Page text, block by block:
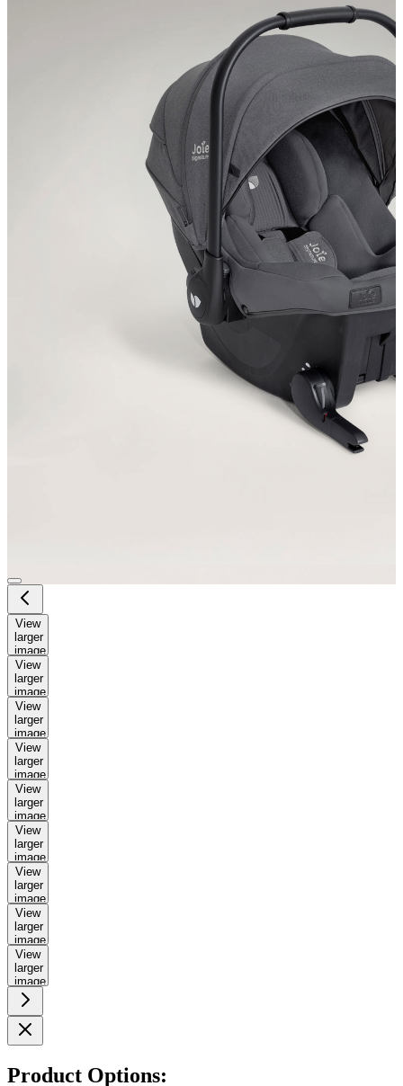
View
larger
image
View
larger
image
View
larger
image
View
larger
image
View
larger
image
View
larger
image
View
larger
image
View
larger
image
View
larger
image
Product Options: